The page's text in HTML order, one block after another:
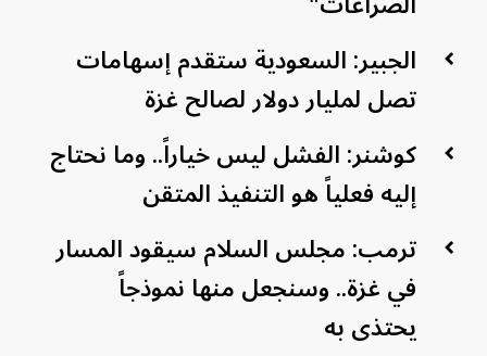
الجبير: السعودية ستقدم إسهامات
تصل لمليار دولار لصالح غزة
كوشنر: الفشل ليس خياراً.. وما نحتاج
إليه فعلياً هو التنفيذ المتقن
ترمب: مجلس السلام سيقود المسار
في غزة.. وسنجعل منها نموذجاً
يحتذى به